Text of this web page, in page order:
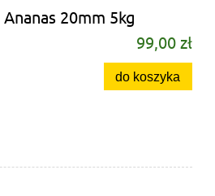
20mm 5kg
99,00 zł
do koszyka